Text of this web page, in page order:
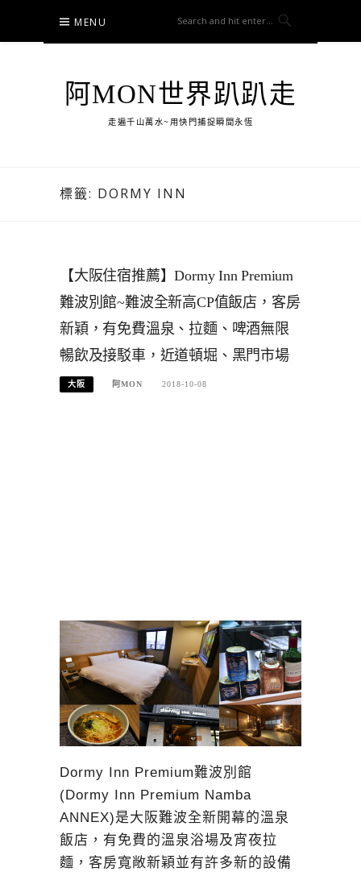
content
MENU
阿MON世界趴趴走
走遍千山萬水~用快門捕捉瞬間永恆
標籤: DORMY INN
【大阪住宿推薦】Dormy Inn Premium
難波別館~難波全新高CP值飯店，客房
新穎，有免費溫泉、拉麵、啤酒無限
暢飲及接駁車，近道頓堀、黑門市場
大阪 阿MON 2018-10-08
Dormy Inn Premium難波別館
(Dormy Inn Premium Namba
ANNEX)是大阪難波全新開幕的溫泉
飯店，有免費的溫泉浴場及宵夜拉
麵，客房寬敞新穎並有許多新的設備